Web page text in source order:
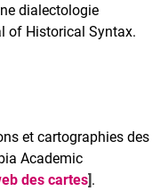
dialectologie
of Historical Syntax.
et cartographies des
Academic
des cartes].